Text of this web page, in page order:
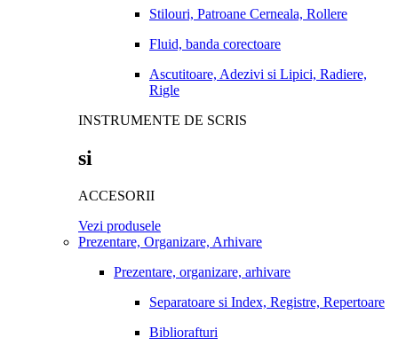
Stilouri, Patroane Cerneala, Rollere
Fluid, banda corectoare
Ascutitoare, Adezivi si Lipici, Radiere,
Rigle
INSTRUMENTE DE SCRIS
si
ACCESORII
Vezi produsele
Prezentare, Organizare, Arhivare
Prezentare, organizare, arhivare
Separatoare si Index, Registre, Repertoare
Bibliorafturi